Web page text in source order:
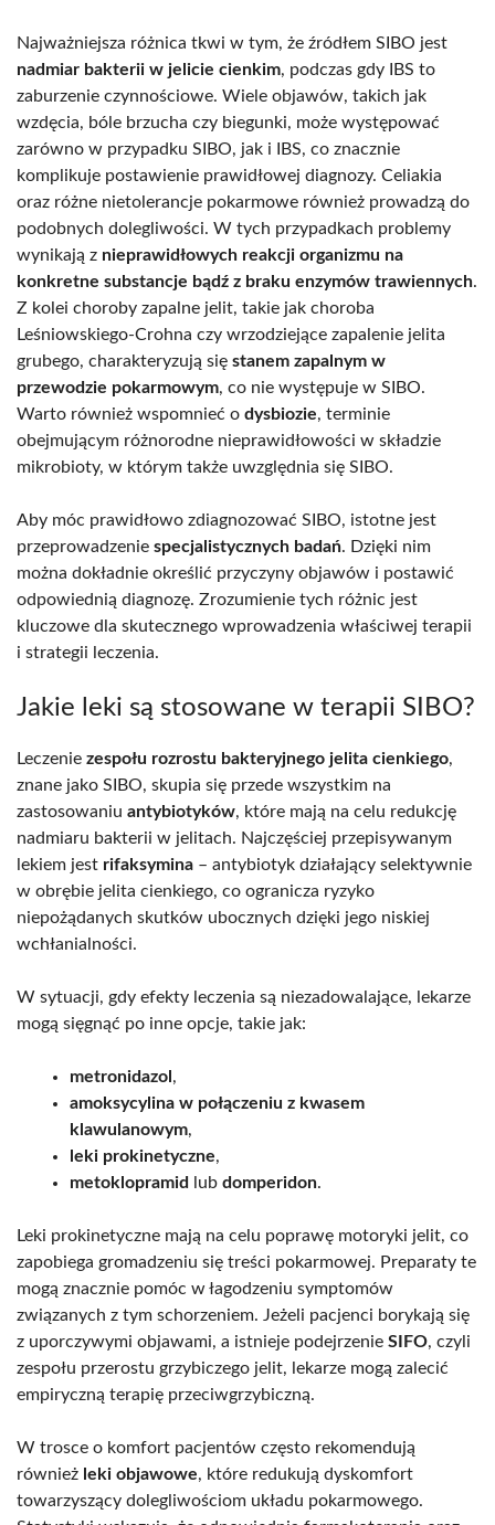
Najważniejsza różnica tkwi w tym, że źródłem SIBO jest
nadmiar bakterii w jelicie cienkim, podczas gdy IBS to
zaburzenie czynnościowe. Wiele objawów, takich jak
wzdęcia, bóle brzucha czy biegunki, może występować
zarówno w przypadku SIBO, jak i IBS, co znacznie
komplikuje postawienie prawidłowej diagnozy. Celiakia
oraz różne nietolerancje pokarmowe również prowadzą do
podobnych dolegliwości. W tych przypadkach problemy
wynikają z nieprawidłowych reakcji organizmu na
konkretne substancje bądź z braku enzymów trawiennych.
Z kolei choroby zapalne jelit, takie jak choroba
Leśniowskiego-Crohna czy wrzodziejące zapalenie jelita
grubego, charakteryzują się stanem zapalnym w
przewodzie pokarmowym, co nie występuje w SIBO.
Warto również wspomnieć o dysbiozie, terminie
obejmującym różnorodne nieprawidłowości w składzie
mikrobioty, w którym także uwzględnia się SIBO.
Aby móc prawidłowo zdiagnozować SIBO, istotne jest
przeprowadzenie specjalistycznych badań. Dzięki nim
można dokładnie określić przyczyny objawów i postawić
odpowiednią diagnozę. Zrozumienie tych różnic jest
kluczowe dla skutecznego wprowadzenia właściwej terapii
i strategii leczenia.
Jakie leki są stosowane w terapii SIBO?
Leczenie zespołu rozrostu bakteryjnego jelita cienkiego,
znane jako SIBO, skupia się przede wszystkim na
zastosowaniu antybiotyków, które mają na celu redukcję
nadmiaru bakterii w jelitach. Najczęściej przepisywanym
lekiem jest rifaksymina – antybiotyk działający selektywnie
w obrębie jelita cienkiego, co ogranicza ryzyko
niepożądanych skutków ubocznych dzięki jego niskiej
wchłanialności.
W sytuacji, gdy efekty leczenia są niezadowalające, lekarze
mogą sięgnąć po inne opcje, takie jak:
metronidazol ,
amoksycylina w połączeniu z kwasem
klawulanowym,
leki prokinetyczne,
metoklopramid
lub domperidon.
Leki prokinetyczne mają na celu poprawę motoryki jelit, co
zapobiega gromadzeniu się treści pokarmowej. Preparaty te
mogą znacznie pomóc w łagodzeniu symptomów
związanych z tym schorzeniem. Jeżeli pacjenci borykają się
z uporczywymi objawami, a istnieje podejrzenie SIFO, czyli
zespołu przerostu grzybiczego jelit, lekarze mogą zalecić
empiryczną terapię przeciwgrzybiczną.
W trosce o komfort pacjentów często rekomendują
również leki objawowe, które redukują dyskomfort
towarzyszący dolegliwościom układu pokarmowego.